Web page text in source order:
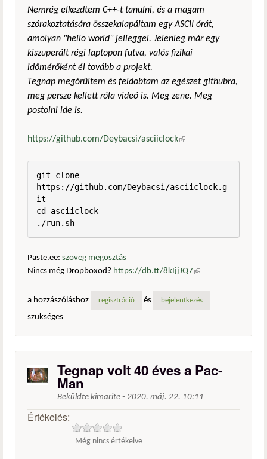
Nemrég elkezdtem C++-t tanulni, és a magam
szórakoztatására összekalapáltam egy ASCII órát,
amolyan "hello world" jelleggel. Jelenleg már egy
kiszuperált régi laptopon futva, valós fizikai
időmérőként él tovább a projekt.
Tegnap megőrültem és feldobtam az egészet githubra,
meg persze kellett róla videó is. Meg zene. Meg
postolni ide is.
https://github.com/Deybacsi/asciiclock(külső hivatkozás)
git clone
https://github.com/Deybacsi/asciiclock.g
it
cd asciiclock
./run.sh
Paste.ee: szöveg megosztás
Nincs még Dropboxod? https://db.tt/8kIjjJQ7 (külső
a hozzászóláshoz
regisztráció és bejelentkezés
szükséges
Tegnap volt 40 éves a Pac-
Man
Beküldte kimarite - 2020. máj. 22. 10:11
Értékelés:
Még nincs értékelve